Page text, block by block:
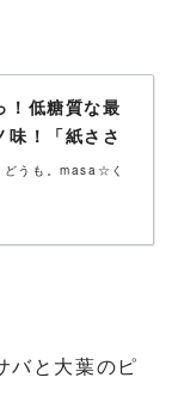
！低糖質な最
！「紙ささ
うも。masa☆く
バと大葉のピ